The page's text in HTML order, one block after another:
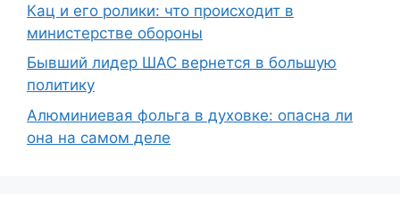
Кац и его ролики: что происходит в
министерстве обороны
Бывший лидер ШАС вернется в большую
политику
Алюминиевая фольга в духовке: опасна ли
она на самом деле